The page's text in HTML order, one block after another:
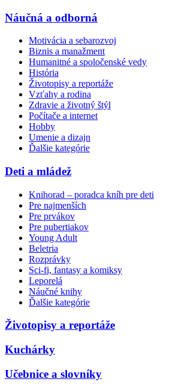
Náučná a odborná
Motivácia a sebarozvoj
Biznis a manažment
Humanitné a spoločenské vedy
História
Životopisy a reportáže
Vzťahy a rodina
Zdravie a životný štýl
Počítače a internet
Hobby
Umenie a dizajn
Ďalšie kategórie
Deti a mládež
Knihorad – poradca kníh pre deti
Pre najmenších
Pre prvákov
Pre pubertiakov
Young Adult
Beletria
Rozprávky
Sci-fi, fantasy a komiksy
Leporelá
Náučné knihy
Ďalšie kategórie
Životopisy a reportáže
Kuchárky
Učebnice a slovníky